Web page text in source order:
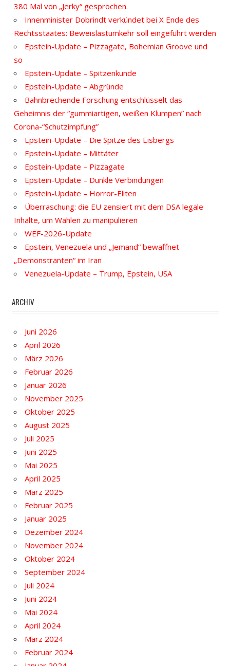
380 Mal von „Jerky“ gesprochen.
Innenminister Dobrindt verkündet bei X Ende des
Rechtsstaates: Beweislastumkehr soll eingeführt werden
Epstein-Update – Pizzagate, Bohemian Groove und
so
Epstein-Update – Spitzenkunde
Epstein-Update – Abgründe
Bahnbrechende Forschung entschlüsselt das
Geheimnis der “gummiartigen, weißen Klumpen” nach
Corona-“Schutzimpfung”
Epstein-Update – Die Spitze des Eisbergs
Epstein-Update – Mittäter
Epstein-Update – Pizzagate
Epstein-Update – Dunkle Verbindungen
Epstein-Update – Horror-Eliten
Überraschung: die EU zensiert mit dem DSA legale
Inhalte, um Wahlen zu manipulieren
WEF-2026-Update
Epstein, Venezuela und „Jemand“ bewaffnet
„Demonstranten“ im Iran
Venezuela-Update – Trump, Epstein, USA
ARCHIV
Juni 2026
April 2026
März 2026
Februar 2026
Januar 2026
November 2025
Oktober 2025
August 2025
Juli 2025
Juni 2025
Mai 2025
April 2025
März 2025
Februar 2025
Januar 2025
Dezember 2024
November 2024
Oktober 2024
September 2024
Juli 2024
Juni 2024
Mai 2024
April 2024
März 2024
Februar 2024